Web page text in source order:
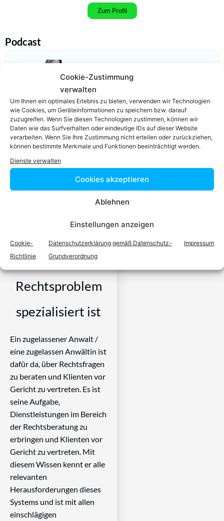
Cookie-Zustimmung
verwalten
Um Ihnen ein optimales Erlebnis zu bieten, verwenden wir Technologien
wie Cookies, um Geräteinformationen zu speichern bzw. darauf
zuzugreifen. Wenn Sie diesen Technologien zustimmen, können wir
Daten wie das Surfverhalten oder eindeutige IDs auf dieser Website
verarbeiten. Wenn Sie Ihre Zustimmung nicht erteilen oder zurückziehen,
können bestimmte Merkmale und Funktionen beeinträchtigt werden.
Dienste verwalten
Cookies akzeptieren
Ablehnen
Einstellungen anzeigen
Cookie-
Richtlinie
Datenschutzerklärung gemäß Datenschutz-
Grundverordnung
Impressum
Zum Profil
Podcast
Video-Podcast #69 Katharina Echerer – Verlagsleitung
Recht, Wirtschaft, Steuern facultas Verlag
Einfach in 3
Schritten einen
der auf Ihr
Rechtsproblem
spezialisiert ist
Ein zugelassener Anwalt /
eine zugelassen Anwältin ist
dafür da, über Rechtsfragen
zu beraten und Klienten vor
Gericht zu vertreten. Es ist
seine Aufgabe,
Dienstleistungen im Bereich
der Rechtsberatung zu
erbringen und Klienten vor
Gericht zu vertreten. Mit
diesem Wissen kennt er alle
relevanten
Herausforderungen dieses
Systems und ist mit allen
einschlägigen